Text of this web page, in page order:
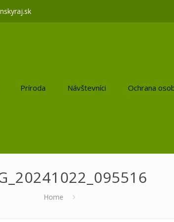
Príroda Návštevníci Ochrana
Home